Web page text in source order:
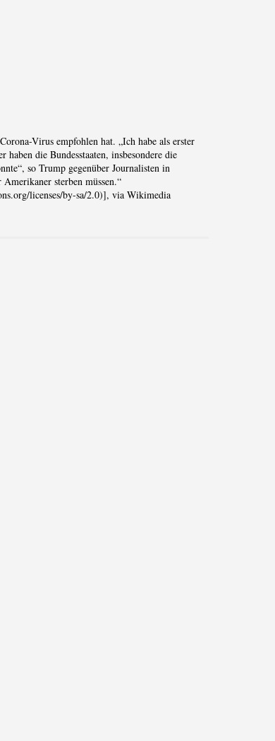
Virus empfohlen hat. „Ich habe als erster
die Bundesstaaten, insbesondere die
so Trump gegenüber Journalisten in
sterben müssen.“
licenses/by-sa/2.0)], via Wikimedia